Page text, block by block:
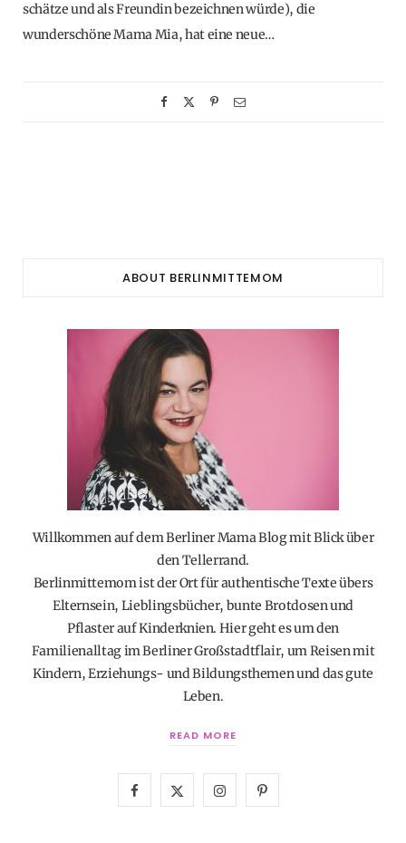
schätze und als Freundin bezeichnen würde), die
wunderschöne Mama Mia, hat eine neue…
ABOUT BERLINMITTEMOM
Willkommen auf dem Berliner Mama Blog mit Blick über
den Tellerrand.
Berlinmittemom ist der Ort für authentische Texte übers
Elternsein, Lieblingsbücher, bunte Brotdosen und
Pflaster auf Kinderknien. Hier geht es um den
Familienalltag im Berliner Großstadtflair, um Reisen mit
Kindern, Erziehungs- und Bildungsthemen und das gute
Leben.
READ MORE
I
P